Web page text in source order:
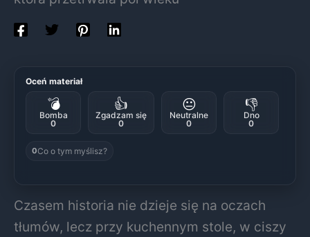
Oceń materiał
💣
Bomba
0
👍
Zgadzam się
0
😐
Neutralne
0
👎
Dno
0
0Co o tym myślisz?
Czasem historia nie dzieje się na oczach
tłumów, lecz przy kuchennym stole, w ciszy